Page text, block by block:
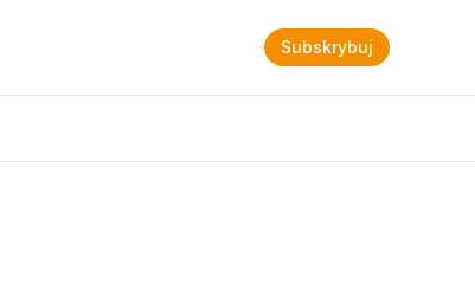
Subskrybuj